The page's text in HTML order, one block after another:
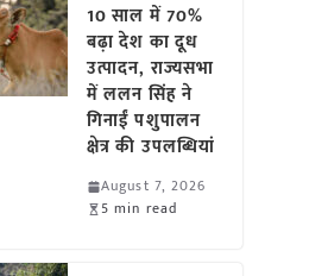
10 साल में 70%
बढ़ा देश का दूध
उत्पादन, राज्यसभा
में ललन सिंह ने
गिनाईं पशुपालन
क्षेत्र की उपलब्धियां
August 7, 2026
5 min read